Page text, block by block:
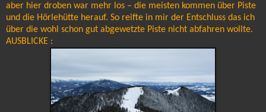
aber hier droben war mehr los – die meisten kommen über Piste
und die Hörlehütte herauf. So reifte in mir der Entschluss das ich
über die wohl schon gut abgewetzte Piste nicht abfahren wollte.
AUSBLICKE :